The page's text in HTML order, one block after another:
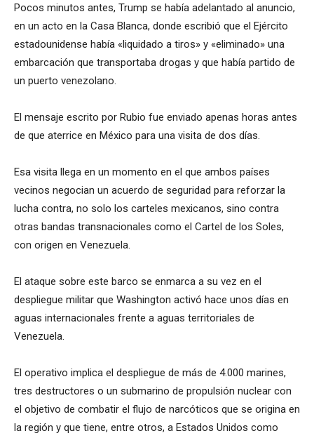
Pocos minutos antes, Trump se había adelantado al anuncio,
en un acto en la Casa Blanca, donde escribió que el Ejército
estadounidense había «liquidado a tiros» y «eliminado» una
embarcación que transportaba drogas y que había partido de
un puerto venezolano.
El mensaje escrito por Rubio fue enviado apenas horas antes
de que aterrice en México para una visita de dos días.
Esa visita llega en un momento en el que ambos países
vecinos negocian un acuerdo de seguridad para reforzar la
lucha contra, no solo los carteles mexicanos, sino contra
otras bandas transnacionales como el Cartel de los Soles,
con origen en Venezuela.
El ataque sobre este barco se enmarca a su vez en el
despliegue militar que Washington activó hace unos días en
aguas internacionales frente a aguas territoriales de
Venezuela.
El operativo implica el despliegue de más de 4.000 marines,
tres destructores o un submarino de propulsión nuclear con
el objetivo de combatir el flujo de narcóticos que se origina en
la región y que tiene, entre otros, a Estados Unidos como